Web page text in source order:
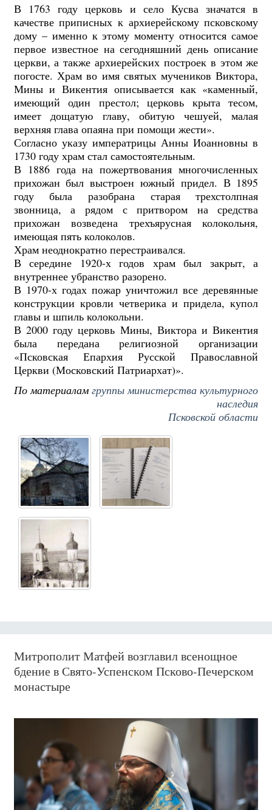
В 1763 году церковь и село Кусва значатся в
качестве приписных к архиерейскому псковскому
дому – именно к этому моменту относится самое
первое известное на сегодняшний день описание
церкви, а также архиерейских построек в этом же
погосте. Храм во имя святых мучеников Виктора,
Мины и Викентия описывается как «каменный,
имеющий один престол; церковь крыта тесом,
имеет дощатую главу, обитую чешуей, малая
верхняя глава опаяна при помощи жести».
Согласно указу императрицы Анны Иоанновны в
1730 году храм стал самостоятельным.
В 1886 года на пожертвования многочисленных
прихожан был выстроен южный придел. В 1895
году была разобрана старая трехстолпная
звонница, а рядом с притвором на средства
прихожан возведена трехъярусная колокольня,
имеющая пять колоколов.
Храм неоднократно перестраивался.
В середине 1920-х годов храм был закрыт, а
внутреннее убранство разорено.
В 1970-х годах пожар уничтожил все деревянные
конструкции кровли четверика и придела, купол
главы и шпиль колокольни.
В 2000 году церковь Мины, Виктора и Викентия
была передана религиозной организации
«Псковская Епархия Русской Православной
Церкви (Московский Патриархат)».
По материаламгруппы министерства культурного
наследия
Псковской области
Митрополит Матфей возглавил всенощное
бдение в Свято-Успенском Псково-Печерском
монастыре